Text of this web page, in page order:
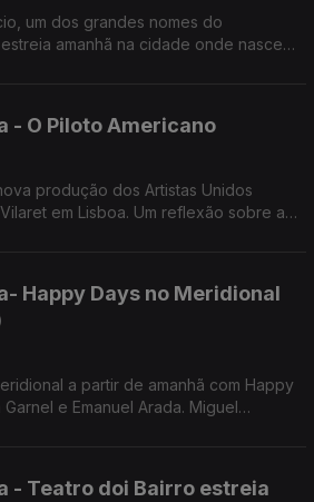
um dos grandes nomes do
amanhã na cidade onde nasceu:
- O Piloto Americano
produção dos Artistas Unidos
em Lisboa. Um reflexão sobre a
Happy Days no Meridional
a partir de amanhã com Happy
e Emanuel Arada. Miguel
- Teatro doi Bairro estreia